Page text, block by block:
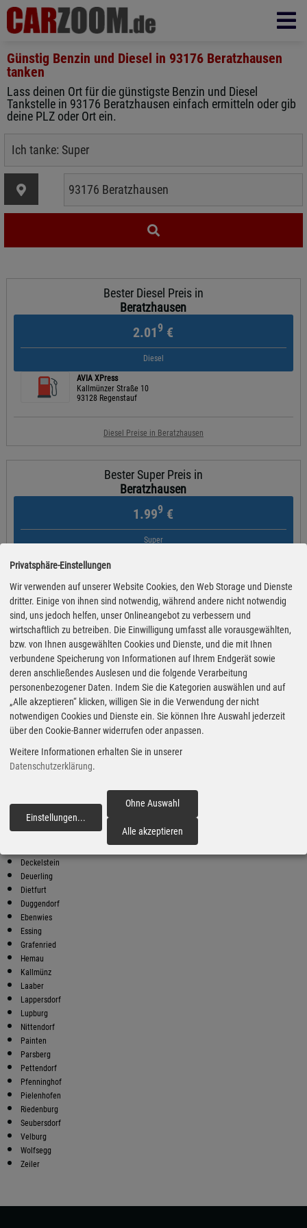
Günstig Benzin und Diesel in 93176 Beratzhausen
tanken
Lass deinen Ort für die günstigste Benzin und Diesel
Tankstelle in 93176 Beratzhausen einfach ermitteln oder gib
deine PLZ oder Ort ein.
Bester Diesel Preis in
Beratzhausen
2.019 €
Diesel
AVIA XPress
Kallmünzer Straße 10
93128 Regenstauf
Diesel Preise in Beratzhausen
Bester Super Preis in
Beratzhausen
1.999 €
Super
Autohaus Schneeberger GmbH & Co. KG
Bahnhofsraße 3
Super Preise in Beratzhausen
Bester Super E10 Preis in
Beratzhausen
1.949€
Super E10
Kallmünzer Straße 10
Preiswerter tanken - finden Sie die günstigsten Benzin und Diesel
Preise in Ihrer Stadt
Deckelstein
Deuerling
Dietfurt
Duggendorf
Ebenwies
Essing
Grafenried
Hemau
Kallmünz
Laaber
Lappersdorf
Lupburg
Nittendorf
Painten
Parsberg
Pettendorf
Pfenninghof
Pielenhofen
Riedenburg
Seubersdorf
Velburg
Wolfsegg
Zeiler
Privatsphäre-Einstellungen
Wir verwenden auf unserer Website Cookies, den Web Storage und Dienste
dritter. Einige von ihnen sind notwendig, während andere nicht notwendig
sind, uns jedoch helfen, unser Onlineangebot zu verbessern und
wirtschaftlich zu betreiben. Die Einwilligung umfasst alle vorausgewählten,
bzw. von Ihnen ausgewählten Cookies und Dienste, und die mit Ihnen
verbundene Speicherung von Informationen auf Ihrem Endgerät sowie
deren anschließendes Auslesen und die folgende Verarbeitung
personenbezogener Daten. Indem Sie die Kategorien auswählen und auf
„Alle akzeptieren“ klicken, willigen Sie in die Verwendung der nicht
notwendigen Cookies und Dienste ein. Sie können Ihre Auswahl jederzeit
über den Cookie-Banner widerrufen oder anpassen.
Weitere Informationen erhalten Sie in unserer
Datenschutzerklärung.
Einstellungen...
Ohne Auswahl
Alle akzeptieren